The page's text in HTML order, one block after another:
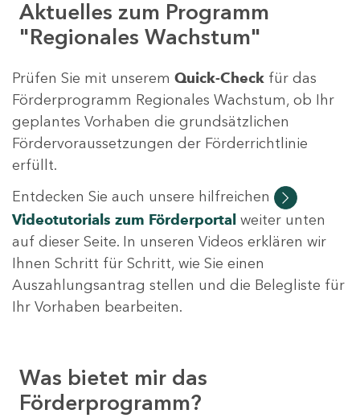
Aktuelles zum Programm
"Regionales Wachstum"
Prüfen Sie mit unserem Quick-Check für das
Förderprogramm Regionales Wachstum, ob Ihr
geplantes Vorhaben die grundsätzlichen
Fördervoraussetzungen der Förderrichtlinie
erfüllt.
Entdecken Sie auch unsere hilfreichen
Videotutorials zum Förderportal weiter unten
auf dieser Seite. In unseren Videos erklären wir
Ihnen Schritt für Schritt, wie Sie einen
Auszahlungsantrag stellen und die Belegliste für
Ihr Vorhaben bearbeiten.
Was bietet mir das
Förderprogramm?